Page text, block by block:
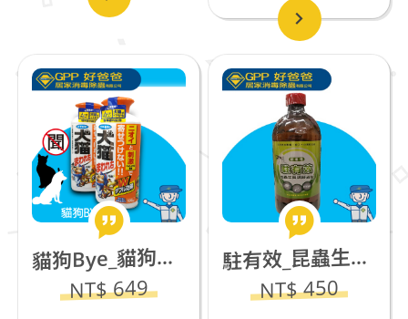
貓狗Bye_貓狗忌避劑(粒劑400g)
NT$ 649
駐有效_昆蟲生長調節液劑(百利普芬 0.01 %w/w)
NT$ 450